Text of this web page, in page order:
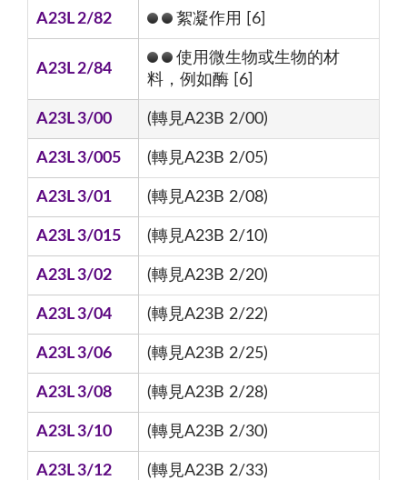
A23L 2/82 絮凝作用 [6]
A23L 2/84
使用微生物或生物的材
料，例如酶 [6]
A23L 3/00 (轉見A23B 2/00)
A23L 3/005 (轉見A23B 2/05)
A23L 3/01 (轉見A23B 2/08)
A23L 3/015 (轉見A23B 2/10)
A23L 3/02 (轉見A23B 2/20)
A23L 3/04 (轉見A23B 2/22)
A23L 3/06 (轉見A23B 2/25)
A23L 3/08 (轉見A23B 2/28)
A23L 3/10 (轉見A23B 2/30)
A23L 3/12 (轉見A23B 2/33)